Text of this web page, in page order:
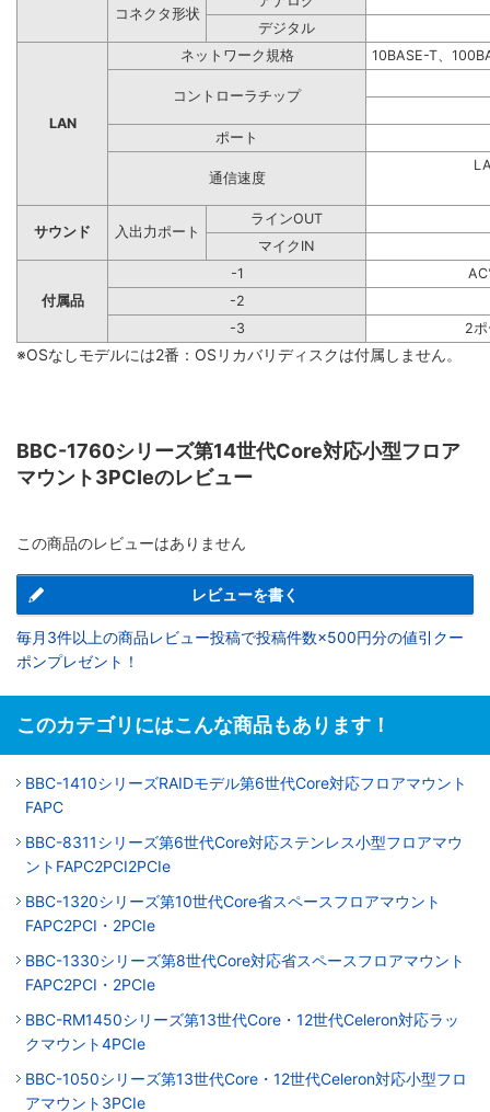
コネクタ形状
デジタル
LAN
ネットワーク規格 10BASE-T、
コントローラチップ
ポート
通信速度
サウンド 入出力ポート
ラインOUT
マイクIN
付属品
-1
-2
-3
2
※OSなしモデルには2番：OSリカバリディスクは付属しません。
BBC-1760シリーズ第14世代Core対応小型フロア
マウント3PCIeのレビュー
この商品のレビューはありません
レビューを書く
毎月3件以上の商品レビュー投稿で投稿件数×500円分の値引クー
ポンプレゼント！
このカテゴリにはこんな商品もあります！
BBC-1410シリーズRAIDモデル第6世代Core対応フロアマウント
FAPC
BBC-8311シリーズ第6世代Core対応ステンレス小型フロアマウ
ントFAPC2PCI2PCIe
BBC-1320シリーズ第10世代Core省スペースフロアマウント
FAPC2PCI・2PCIe
BBC-1330シリーズ第8世代Core対応省スペースフロアマウント
FAPC2PCI・2PCIe
BBC-RM1450シリーズ第13世代Core・12世代Celeron対応ラッ
クマウント4PCIe
BBC-1050シリーズ第13世代Core・12世代Celeron対応小型フロ
アマウント3PCIe